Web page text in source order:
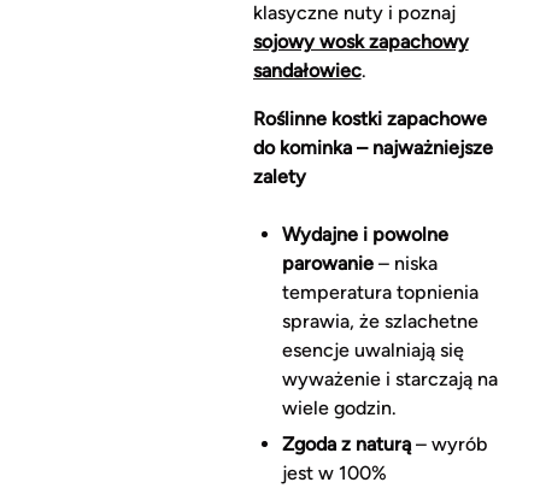
klasyczne nuty i poznaj
sojowy wosk zapachowy
sandałowiec.
Roślinne kostki zapachowe
do kominka – najważniejsze
zalety
Wydajne i powolne
parowanie– niska
temperatura topnienia
sprawia, że szlachetne
esencje uwalniają się
wyważenie i starczają na
wiele godzin.
Zgoda z naturą– wyrób
jest w 100%